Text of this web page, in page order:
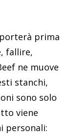
prima
fallire,
ne muove
stanchi,
sono solo
viene
personali: